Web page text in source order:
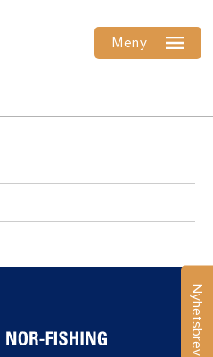
Meny
Nyhetsbrev